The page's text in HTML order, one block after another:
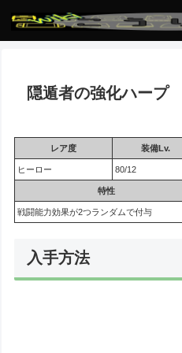
隠遁者の強化ハープ
レア度 装備Lv.
ヒーロー 80/12
特性
戦闘能力効果が2つランダムで付与
入手方法